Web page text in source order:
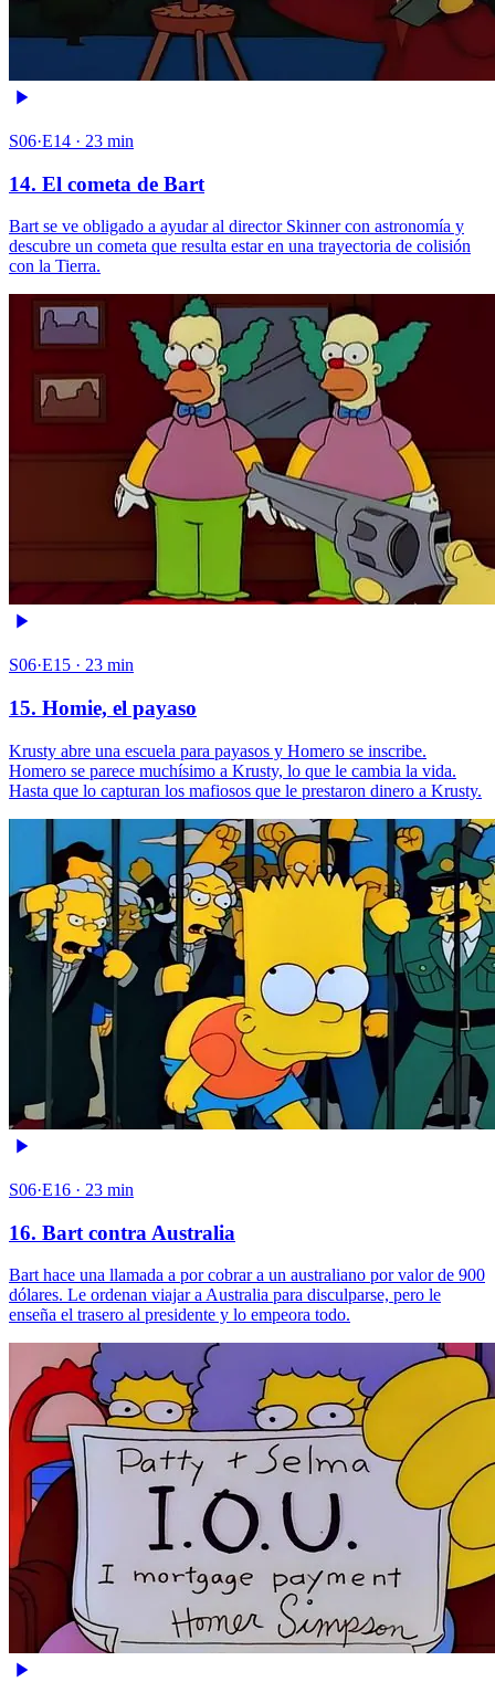
S06·E14 · 23 min
14. El cometa de Bart
Bart se ve obligado a ayudar al director Skinner con astronomía y
descubre un cometa que resulta estar en una trayectoria de colisión
con la Tierra.
S06·E15 · 23 min
15. Homie, el payaso
Krusty abre una escuela para payasos y Homero se inscribe.
Homero se parece muchísimo a Krusty, lo que le cambia la vida.
Hasta que lo capturan los mafiosos que le prestaron dinero a Krusty.
S06·E16 · 23 min
16. Bart contra Australia
Bart hace una llamada a por cobrar a un australiano por valor de 900
dólares. Le ordenan viajar a Australia para disculparse, pero le
enseña el trasero al presidente y lo empeora todo.